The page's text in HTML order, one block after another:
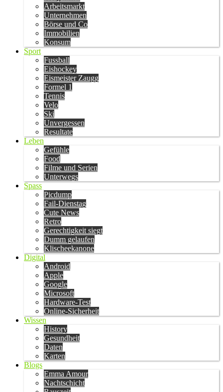
Arbeitsmarkt
Unternehmen
Börse und Co
Immobilien
Konsum
Sport
Fussball
Eishockey
Eismeister Zaugg
Formel 1
Tennis
Velo
Ski
Unvergessen
Resultate
Leben
Gefühle
Food
Filme und Serien
Unterwegs
Spass
Picdump
Fail-Dienstag
Cute News
Retro
Gerechtigkeit siegt
Dumm gelaufen
Klischeekanone
Digital
Android
Apple
Google
Microsoft
Hardware-Test
Online-Sicherheit
Wissen
History
Gesundheit
Daten
Karten
Blogs
Emma Amour
Nachtschicht